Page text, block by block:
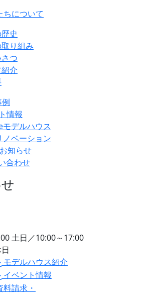
ちについて
史
り組み
つ
介
情報
モデルハウス
ノベーション
お知らせ
合わせ
土日／10:00～17:00
モデルハウス紹介
イベント情報
料請求・